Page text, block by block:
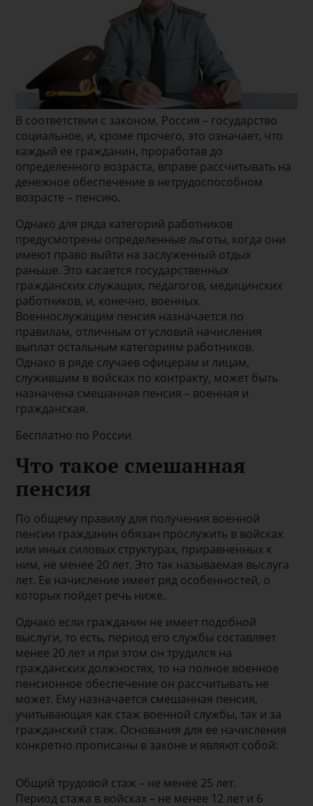
В соответствии с законом, Россия – государство
социальное, и, кроме прочего, это означает, что
каждый ее гражданин, проработав до
определенного возраста, вправе рассчитывать на
денежное обеспечение в нетрудоспособном
возрасте – пенсию.
Однако для ряда категорий работников
предусмотрены определенные льготы, когда они
имеют право выйти на заслуженный отдых
раньше. Это касается государственных
гражданских служащих, педагогов, медицинских
работников, и, конечно, военных.
Военнослужащим пенсия назначается по
правилам, отличным от условий начисления
выплат остальным категориям работников.
Однако в ряде случаев офицерам и лицам,
служившим в войсках по контракту, может быть
назначена смешанная пенсия – военная и
гражданская.
Бесплатно по России
Что такое смешанная
пенсия
По общему правилу для получения военной
пенсии гражданин обязан прослужить в войсках
или иных силовых структурах, приравненных к
ним, не менее 20 лет. Это так называемая выслуга
лет. Ее начисление имеет ряд особенностей, о
которых пойдет речь ниже.
Однако если гражданин не имеет подобной
выслуги, то есть, период его службы составляет
менее 20 лет и при этом он трудился на
гражданских должностях, то на полное военное
пенсионное обеспечение он рассчитывать не
может. Ему назначается смешанная пенсия,
учитывающая как стаж военной службы, так и за
гражданский стаж. Основания для ее начисления
конкретно прописаны в законе и являют собой:
Общий трудовой стаж – не менее 25 лет.
Период стажа в войсках – не менее 12 лет и 6